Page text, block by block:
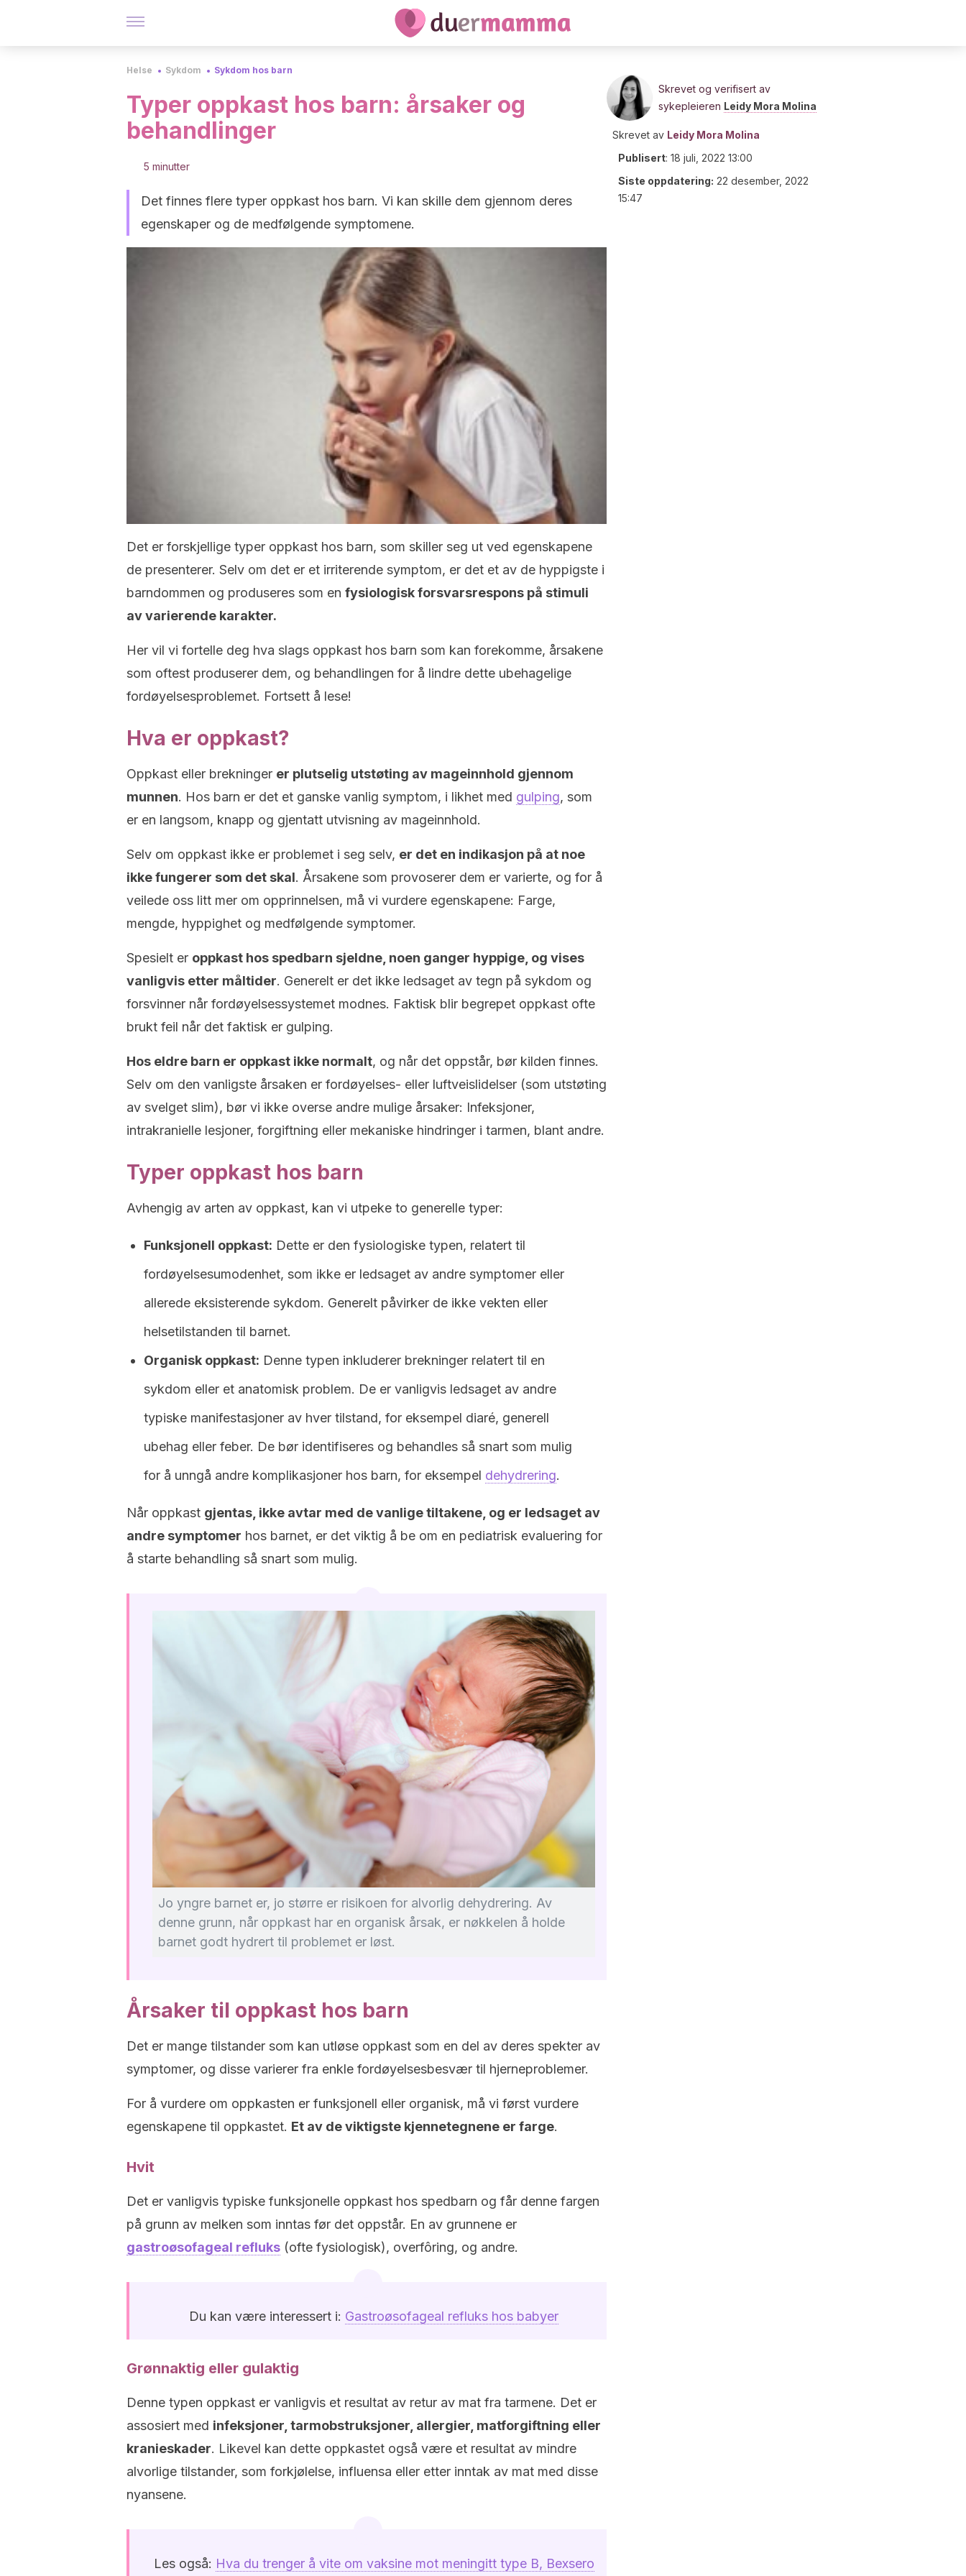
Helse Sykdom Sykdom hos barn
Typer oppkast hos barn: årsaker og
behandlinger
5 minutter
Det finnes flere typer oppkast hos barn. Vi kan skille dem gjennom deres
egenskaper og de medfølgende symptomene.
Det er forskjellige typer oppkast hos barn, som skiller seg ut ved egenskapene
de presenterer. Selv om det er et irriterende symptom, er det et av de hyppigste i
barndommen og produseres som en fysiologisk forsvarsrespons på stimuli
av varierende karakter.
Her vil vi fortelle deg hva slags oppkast hos barn som kan forekomme, årsakene
som oftest produserer dem, og behandlingen for å lindre dette ubehagelige
fordøyelsesproblemet. Fortsett å lese!
Hva er oppkast?
Oppkast eller brekninger er plutselig utstøting av mageinnhold gjennom
munnen. Hos barn er det et ganske vanlig symptom, i likhet med gulping, som
er en langsom, knapp og gjentatt utvisning av mageinnhold.
Selv om oppkast ikke er problemet i seg selv, er det en indikasjon på at noe
ikke fungerer som det skal. Årsakene som provoserer dem er varierte, og for å
veilede oss litt mer om opprinnelsen, må vi vurdere egenskapene: Farge,
mengde, hyppighet og medfølgende symptomer.
Spesielt er oppkast hos spedbarn sjeldne, noen ganger hyppige, og vises
vanligvis etter måltider. Generelt er det ikke ledsaget av tegn på sykdom og
forsvinner når fordøyelsessystemet modnes. Faktisk blir begrepet oppkast ofte
brukt feil når det faktisk er gulping.
Hos eldre barn er oppkast ikke normalt, og når det oppstår, bør kilden finnes.
Selv om den vanligste årsaken er fordøyelses- eller luftveislidelser (som utstøting
av svelget slim), bør vi ikke overse andre mulige årsaker: Infeksjoner,
intrakranielle lesjoner, forgiftning eller mekaniske hindringer i tarmen, blant andre.
Typer oppkast hos barn
Avhengig av arten av oppkast, kan vi utpeke to generelle typer:
Funksjonell oppkast: Dette er den fysiologiske typen, relatert til
fordøyelsesumodenhet, som ikke er ledsaget av andre symptomer eller
allerede eksisterende sykdom. Generelt påvirker de ikke vekten eller
helsetilstanden til barnet.
Organisk oppkast: Denne typen inkluderer brekninger relatert til en
sykdom eller et anatomisk problem. De er vanligvis ledsaget av andre
typiske manifestasjoner av hver tilstand, for eksempel diaré, generell
ubehag eller feber. De bør identifiseres og behandles så snart som mulig
for å unngå andre komplikasjoner hos barn, for eksempel dehydrering.
Når oppkast gjentas, ikke avtar med de vanlige tiltakene, og er ledsaget av
andre symptomer hos barnet, er det viktig å be om en pediatrisk evaluering for
å starte behandling så snart som mulig.
Jo yngre barnet er, jo større er risikoen for alvorlig dehydrering. Av
denne grunn, når oppkast har en organisk årsak, er nøkkelen å holde
barnet godt hydrert til problemet er løst.
Årsaker til oppkast hos barn
Det er mange tilstander som kan utløse oppkast som en del av deres spekter av
symptomer, og disse varierer fra enkle fordøyelsesbesvær til hjerneproblemer.
For å vurdere om oppkasten er funksjonell eller organisk, må vi først vurdere
egenskapene til oppkastet. Et av de viktigste kjennetegnene er farge.
Hvit
Det er vanligvis typiske funksjonelle oppkast hos spedbarn og får denne fargen
på grunn av melken som inntas før det oppstår. En av grunnene er
gastroøsofageal refluks (ofte fysiologisk), overfôring, og andre.
Du kan være interessert i: Gastroøsofageal refluks hos babyer
Grønnaktig eller gulaktig
Denne typen oppkast er vanligvis et resultat av retur av mat fra tarmene. Det er
assosiert med infeksjoner, tarmobstruksjoner, allergier, matforgiftning eller
kranieskader. Likevel kan dette oppkastet også være et resultat av mindre
alvorlige tilstander, som forkjølelse, influensa eller etter inntak av mat med disse
nyansene.
Les også: Hva du trenger å vite om vaksine mot meningitt type B, Bexsero
Skrevet og verifisert av
sykepleieren Leidy Mora Molina
Skrevet av Leidy Mora Molina
Publisert: 18 juli, 2022 13:00
Siste oppdatering: 22 desember, 2022
15:47